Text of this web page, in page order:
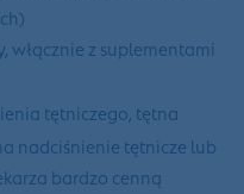
włącznie z suplementami
tętniczego, tętna
nadciśnienie tętnicze lub
bardzo cenną